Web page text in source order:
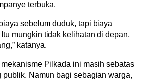
terbuka.
sebelum duduk, tapi biaya
mungkin tidak kelihatan di depan,
katanya.
Pilkada ini masih sebatas
publik. Namun bagi sebagian warga,